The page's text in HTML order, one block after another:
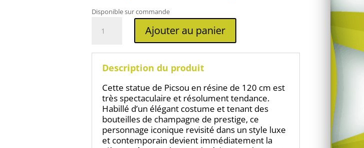
Disponible sur commande
avec
bouteilles
champagne
Ajouter au panier
Description du produit
Cette statue de Picsou en résine de 120 cm est
très spectaculaire et résolument tendance.
Habillé d’un élégant costume et tenant des
bouteilles de champagne de prestige, ce
personnage iconique revisité dans un style luxe
et contemporain devient immédiatement la